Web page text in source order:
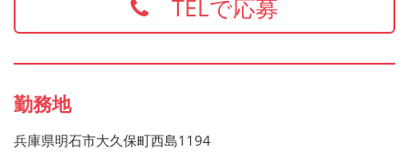
TELで応募
勤務地
兵庫県明石市大久保町西島1194